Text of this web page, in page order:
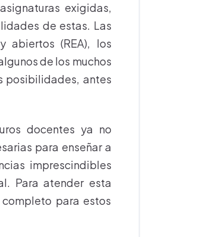
exigidas,
de estas. Las
abiertos (REA), los
de los muchos
posibilidades, antes
docentes ya no
para enseñar a
imprescindibles
Para atender esta
para estos